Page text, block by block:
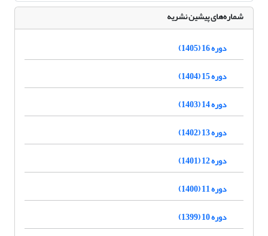
شماره‌های پیشین نشریه
دوره 16 (1405)
دوره 15 (1404)
دوره 14 (1403)
دوره 13 (1402)
دوره 12 (1401)
دوره 11 (1400)
دوره 10 (1399)